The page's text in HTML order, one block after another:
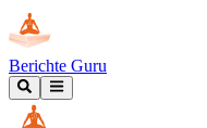
Berichte Guru